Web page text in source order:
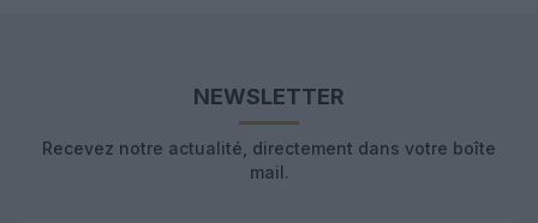
NEWSLETTER
Recevez notre actualité, directement dans votre boîte
mail.